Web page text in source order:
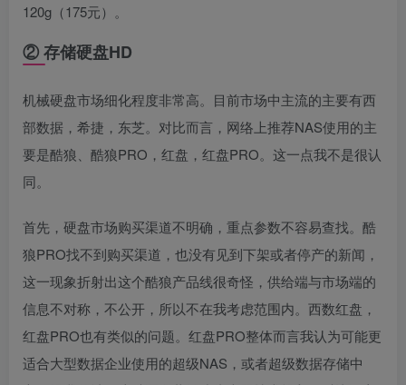
120g（175元）。
② 存储硬盘HD
机械硬盘市场细化程度非常高。目前市场中主流的主要有西
部数据，希捷，东芝。对比而言，网络上推荐NAS使用的主
要是酷狼、酷狼PRO，红盘，红盘PRO。这一点我不是很认
同。
首先，硬盘市场购买渠道不明确，重点参数不容易查找。酷
狼PRO找不到购买渠道，也没有见到下架或者停产的新闻，
这一现象折射出这个酷狼产品线很奇怪，供给端与市场端的
信息不对称，不公开，所以不在我考虑范围内。西数红盘，
红盘PRO也有类似的问题。红盘PRO整体而言我认为可能更
适合大型数据企业使用的超级NAS，或者超级数据存储中